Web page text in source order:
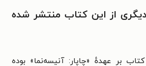
از این کتاب منتشر شده
بر عهدهٔ «چاپار: آنیسه‌نما» بوده